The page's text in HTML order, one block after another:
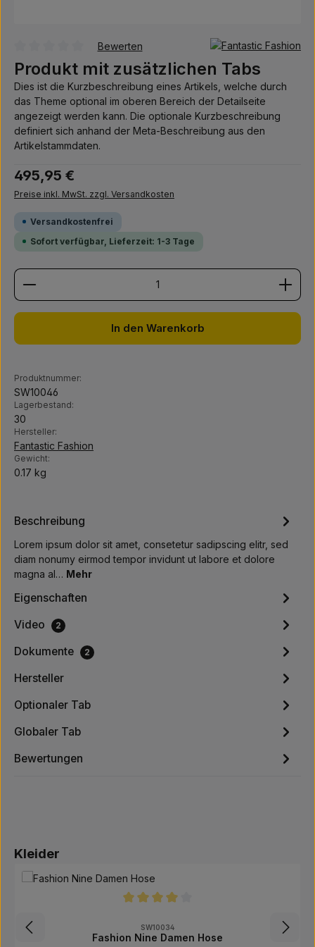
Durchschnittliche Bewertung von 0 von 5 Sternen
Bewerten
Produkt mit zusätzlichen Tabs
Dies ist die Kurzbeschreibung eines Artikels, welche durch
das Theme optional im oberen Bereich der Detailseite
angezeigt werden kann. Die optionale Kurzbeschreibung
definiert sich anhand der Meta-Beschreibung aus den
Artikelstammdaten.
Regulärer Preis:
495,95 €
Preise inkl. MwSt. zzgl. Versandkosten
Versandkostenfrei
Sofort verfügbar, Lieferzeit: 1-3 Tage
Produkt Anzahl: Gib den gewünschten Wert ein
In den Warenkorb
Produktnummer:
SW10046
Lagerbestand:
30
Hersteller:
Fantastic Fashion
Gewicht:
0.17 kg
Beschreibung
Lorem ipsum dolor sit amet, consetetur sadipscing elitr, sed
diam nonumy eirmod tempor invidunt ut labore et dolore
magna al… Mehr
Eigenschaften
Video
2
Dokumente 2
Hersteller
Optionaler Tab
Globaler Tab
Bewertungen
Produktgalerie überspringen
Kleider
SW10034
Fashion Nine Damen Hose